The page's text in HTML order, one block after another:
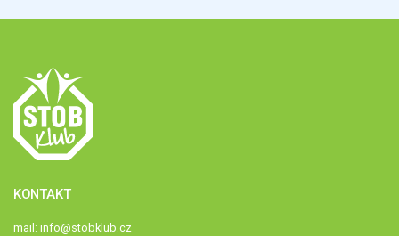
KONTAKT
mail: info@stobklub.cz